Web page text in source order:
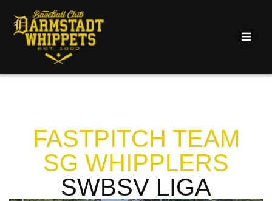
FASTPITCH TEAM
SG WHIPPLERS
SWBSV LIGA